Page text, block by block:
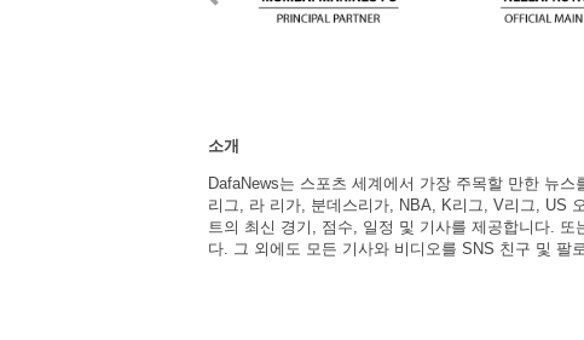
소개
DafaNews는 스포츠 세계에서 가장 주목할 만한 뉴
리그, 라 리가, 분데스리가, NBA, K리그, V리그, US
트의 최신 경기, 점수, 일정 및 기사를 제공합니다. 또
다. 그 외에도 모든 기사와 비디오를 SNS 친구 및 팔